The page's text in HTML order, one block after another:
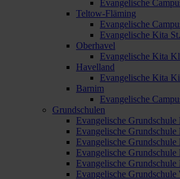
Evangelische
Teltow-Fläming
Evangelische
Evangelische Kita
Oberhavel
Evangelische Kita
Havelland
Evangelische Kita
Barnim
Evangelische
Grundschulen
Evangelische Grundschule
Evangelische Grundschule
Evangelische
Evangelische Grundschule
Evangelische
Evangelische Grundschule